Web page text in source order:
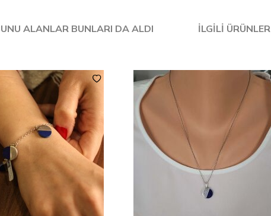
ALANLAR BUNLARI DA ALDI İLGILI ÜRÜNLER